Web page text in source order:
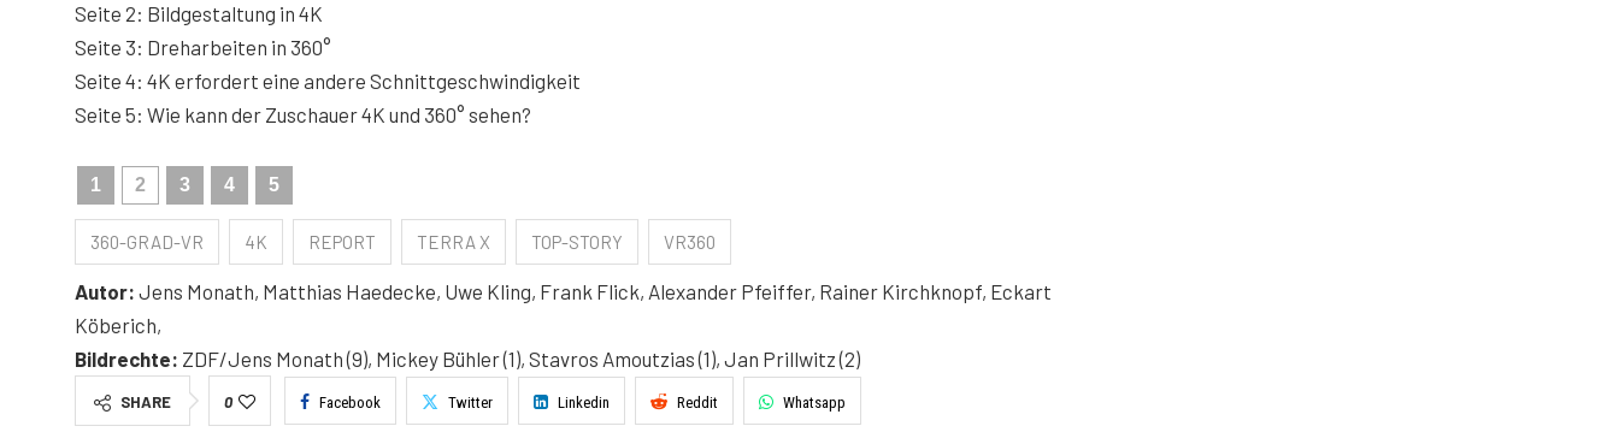
Seite 2: Bildgestaltung in 4K
Seite 3: Dreharbeiten in 360°
Seite 4: 4K erfordert eine andere Schnittgeschwindigkeit
Seite 5: Wie kann der Zuschauer 4K und 360° sehen?
1 2 3 4 5
360-GRAD-VR 4K REPORT TERRA X TOP-STORY VR360
Autor: Jens Monath, Matthias Haedecke, Uwe Kling, Frank Flick, Alexander Pfeiffer, Rainer Kirchknopf, Eckart
Köberich,
Bildrechte: ZDF/Jens Monath (9), Mickey Bühler (1), Stavros Amoutzias (1), Jan Prillwitz (2)
SHARE 0 Facebook Twitter Linkedin Reddit Whatsapp